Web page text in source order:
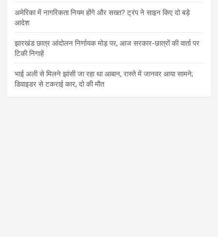
अमेरिका में नागरिकता नियम होंगे और सख्त? ट्रंप ने साइन किए दो बड़े
आदेश
झारखंड छात्र आंदोलन निर्णायक मोड़ पर, आज सरकार-छात्रों की वार्ता पर
टिकी निगाहें
भाई अली से मिलने झांसी जा रहा था आबान, रास्ते में जानवर आया सामने;
डिवाइडर से टकराई कार, दो की मौत